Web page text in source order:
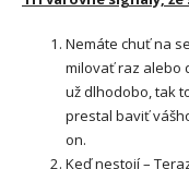
Nemáte chuť na
milovať raz alebo
už dlhodobo, tak
prestal baviť
on.
Keď nestojí –